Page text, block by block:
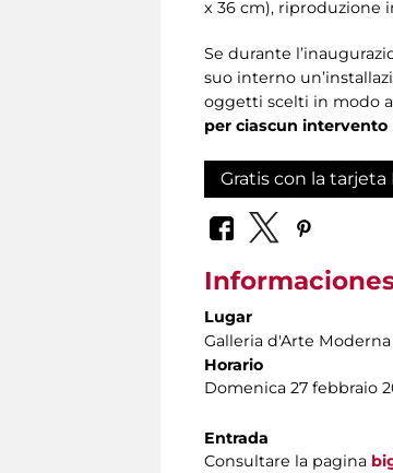
x 36 cm), riproduzione
Se durante
suo interno
oggetti scelti in modo
per ciascun
Gratis con la tarjeta
Lugar
Galleria d'Arte Moderna
Horario
Domenica 27 febbraio
Entrada
Consultare la pagina